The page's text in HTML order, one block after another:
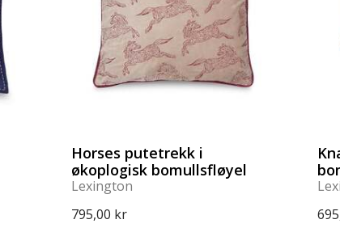
Horses putetrekk i
økoplogisk bomullsfløyel
Lexington
795,00 kr